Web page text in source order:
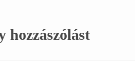
hozzászólást